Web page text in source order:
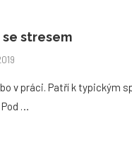
stresem
v práci. Patří k typickým
…